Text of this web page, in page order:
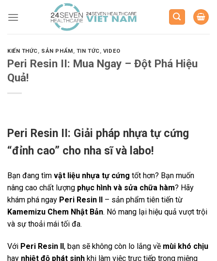
KIẾN THỨC, SẢN PHẨM, TIN TỨC, VIDEO
Peri Resin II: Mua Ngay – Đột Phá Hiệu
Quả!
Peri Resin II: Giải pháp nhựa tự cứng
“đỉnh cao” cho nha sĩ và labo!
Bạn đang tìm vật liệu nhựa tự cứng tốt hơn? Bạn muốn
nâng cao chất lượng phục hình và sửa chữa hàm? Hãy
khám phá ngay Peri Resin II
– sản phẩm tiên tiến từ
Kamemizu Chem Nhật Bản. Nó mang lại hiệu quả vượt trội
và sự thoải mái tối đa.
Với Peri Resin II , bạn sẽ không còn lo lắng về mùi khó chịu
hay nhiệt độ phát sinh khi làm việc trực tiếp trong miệng